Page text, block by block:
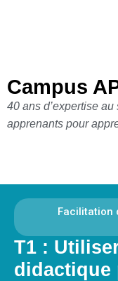
Campus
40 ans d’expertise
apprenants pour
Facilitation
T1 :
didactique